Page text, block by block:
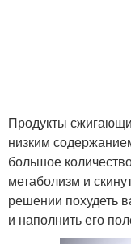
Живот для
упражнения
Продукты
низким
большое
метаболизм и
решении похудеть
и наполнить его